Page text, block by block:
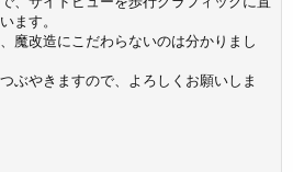
ます。
魔改造にこだわらないのは分かりまし
ぶやきますので、よろしくお願いしま